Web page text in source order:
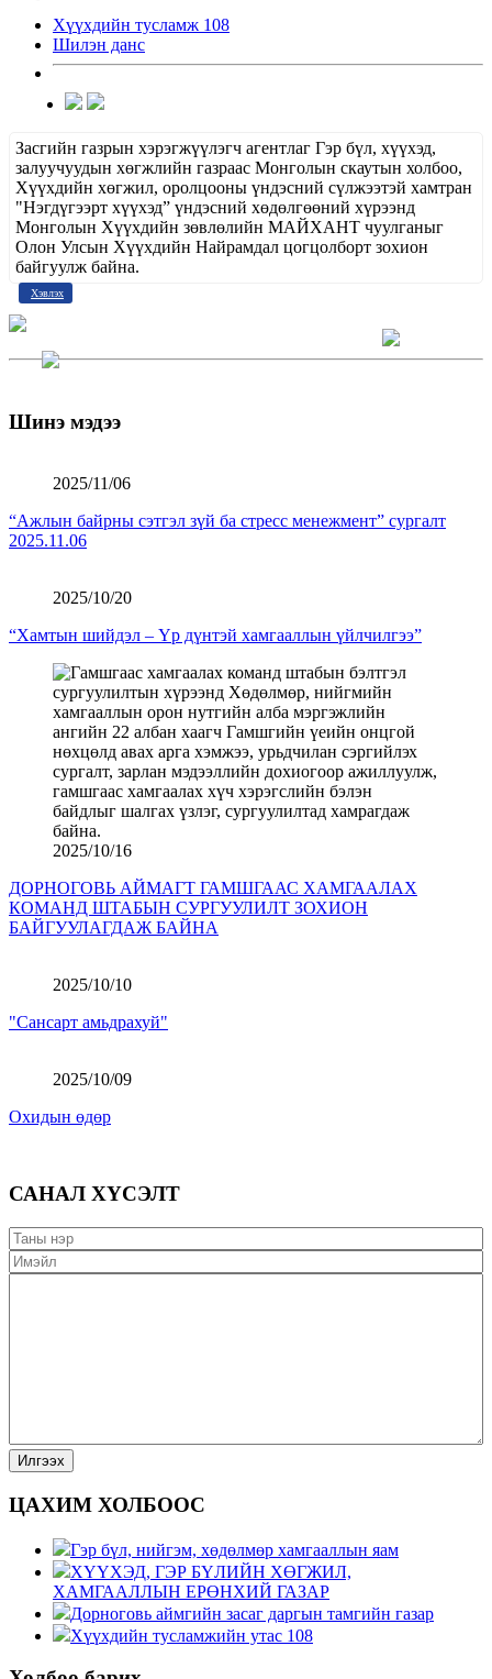
Хүүхдийн тусламж 108
Шилэн данс
Засгийн газрын хэрэгжүүлэгч агентлаг Гэр бүл, хүүхэд,
залуучуудын хөгжлийн газраас Монголын скаутын холбоо,
Хүүхдийн хөгжил, оролцооны үндэсний сүлжээтэй хамтран
"Нэгдүгээрт хүүхэд” үндэсний хөдөлгөөний хүрээнд
Монголын Хүүхдийн зөвлөлийн МАЙХАНТ чуулганыг
Олон Улсын Хүүхдийн Найрамдал цогцолборт зохион
байгуулж байна.
Хэвлэх
Шинэ мэдээ
2025/11/06
“Ажлын байрны сэтгэл зүй ба стресс менежмент” сургалт
2025.11.06
2025/10/20
“Хамтын шийдэл – Үр дүнтэй хамгааллын үйлчилгээ”
2025/10/16
ДОРНОГОВЬ АЙМАГТ ГАМШГААС ХАМГААЛАХ
КОМАНД ШТАБЫН СУРГУУЛИЛТ ЗОХИОН
БАЙГУУЛАГДАЖ БАЙНА
2025/10/10
"Сансарт амьдрахуй"
2025/10/09
Охидын өдөр
САНАЛ ХҮСЭЛТ
ЦАХИМ ХОЛБООС
Гэр бүл, нийгэм, хөдөлмөр хамгааллын яам
ХҮҮХЭД, ГЭР БҮЛИЙН ХӨГЖИЛ,
ХАМГААЛЛЫН ЕРӨНХИЙ ГАЗАР
Дорноговь аймгийн засаг даргын тамгийн газар
Хүүхдийн тусламжийн утас 108